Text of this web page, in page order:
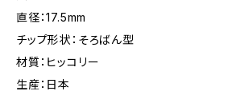
直径：17.5mm
チップ形状：そろばん型
材質：ヒッコリー
生産：日本